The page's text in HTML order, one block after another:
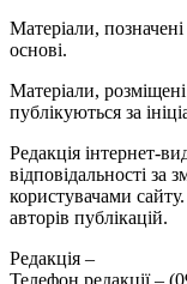
Матеріали,
основі.
Матеріали,
публікуються за
Редакція інтернет-
відповідальності за
користувачами
авторів публікацій.
Редакція –
Телефон редакції –